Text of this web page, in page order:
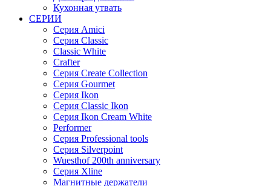
Кухонная утвать
СЕРИИ
Серия Amici
Серия Classic
Classic White
Crafter
Серия Create Collection
Серия Gourmet
Серия Ikon
Серия Classic Ikon
Серия Ikon Cream White
Performer
Серия Professional tools
Серия Silverpoint
Wuesthof 200th anniversary
Серия Xline
Магнитные держатели